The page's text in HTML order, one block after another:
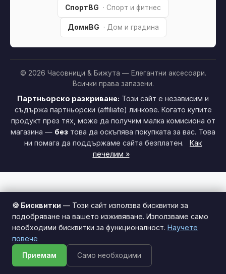
СпортBG · Спорт и фитнес
ДомиBG · Дом и градина
© 2026 Часовници & Бижута — Елегантни аксесоари.
Всички права запазени.
Партньорско разкриване: Този сайт е независим и
съдържа партньорски (affiliate) линкове. Когато купите
продукт през тях, може да получим малка комисиона от
магазина — без това да оскъпява покупката за вас. Това
ни помага да поддържаме сайта безплатен.
Как
печелим »
Този сайт използва бисквитки за по-добро
Приемам
🍪 Бисквитки — Този сайт използва бисквитки за
подобряване на вашето изживяване. Използваме само
необходими бисквитки за функционалност. Научете
повече
Приемам Само необходими